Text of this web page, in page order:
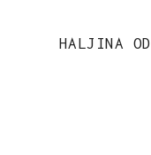
HALJINA